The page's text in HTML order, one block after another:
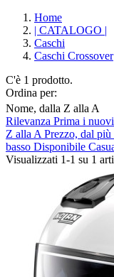
Home
| CATALOGO |
Caschi
Caschi Crossover
Cancella filtri
Produttori
ABUS 0
AGV 0
ARAI
BELL
CABERG 0
CARDO
0
C'è 1 prodotto.
Ordina per:
Nome, dalla Z alla A
Rilevanza Prima i
Z alla A Prezzo, dal più
basso Disponibile
Visualizzati 1-1 su 1